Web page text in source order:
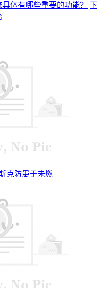
体有哪些重要的功能？
下
克防患于未燃